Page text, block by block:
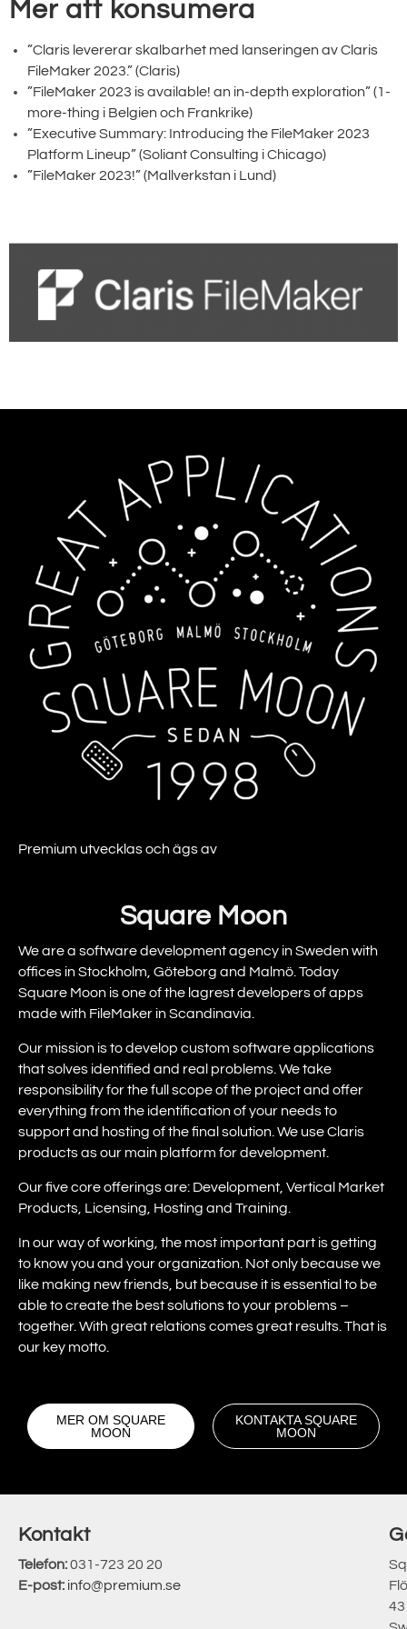
Mer att konsumera
”Claris levererar skalbarhet med lanseringen av Claris
FileMaker 2023.” (Claris)
”FileMaker 2023 is available! an in-depth exploration” (1-
more-thing i Belgien och Frankrike)
”Executive Summary: Introducing the FileMaker 2023
Platform Lineup” (Soliant Consulting i Chicago)
”FileMaker 2023!” (Mallverkstan i Lund)
Premium utvecklas och ägs av
Square Moon
We are a software development agency in Sweden with
offices in Stockholm, Göteborg and Malmö. Today
Square Moon is one of the lagrest developers of apps
made with FileMaker in Scandinavia.
Our mission is to develop custom software applications
that solves identified and real problems. We take
responsibility for the full scope of the project and offer
everything from the identification of your needs to
support and hosting of the final solution. We use Claris
products as our main platform for development.
Our five core offerings are: Development, Vertical Market
Products, Licensing, Hosting and Training.
In our way of working, the most important part is getting
to know you and your organization. Not only because we
like making new friends, but because it is essential to be
able to create the best solutions to your problems –
together. With great relations comes great results. That is
our key motto.
MER OM SQUARE
MOON
KONTAKTA SQUARE
MOON
Kontakt
Telefon:031-723 20 20
E-post: info@premium.se